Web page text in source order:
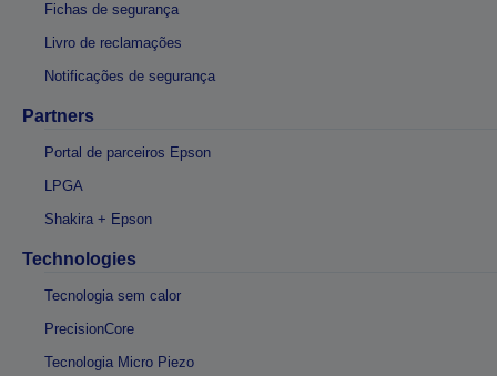
Fichas de segurança
Livro de reclamações
Notificações de segurança
Partners
Portal de parceiros Epson
LPGA
Shakira + Epson
Technologies
Tecnologia sem calor
PrecisionCore
Tecnologia Micro Piezo